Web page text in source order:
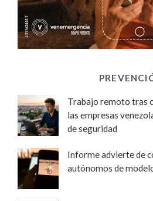
Trabajo remoto tras
las empresas
de seguridad
Informe advierte de
autónomos de